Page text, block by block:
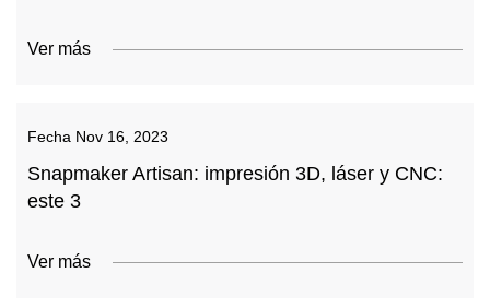
Ver más
Fecha Nov 16, 2023
Snapmaker Artisan: impresión 3D, láser y CNC:
este 3
Ver más